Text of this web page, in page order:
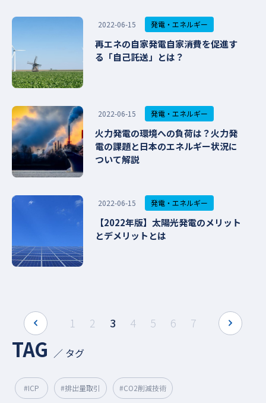
2022-06-15 発電・エネルギー
再エネの自家発電自家消費を促進す
る「自己託送」とは？
2022-06-15 発電・エネルギー
火力発電の環境への負荷は？火力発
電の課題と日本のエネルギー状況に
ついて解説
2022-06-15 発電・エネルギー
【2022年版】太陽光発電のメリット
とデメリットとは
prev 1 2 3 4 5 6 7 next
TAG ／ タグ
#ICP #排出量取引 #CO2削減技術